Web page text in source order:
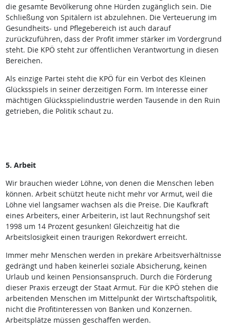
die gesamte Bevölkerung ohne Hürden zugänglich sein. Die
Schließung von Spitälern ist abzulehnen. Die Verteuerung im
Gesundheits- und Pflegebereich ist auch darauf
zurückzuführen, dass der Profit immer stärker im Vordergrund
steht. Die KPÖ steht zur öffentlichen Verantwortung in diesen
Bereichen.
Als einzige Partei steht die KPÖ für ein Verbot des Kleinen
Glücksspiels in seiner derzeitigen Form. Im Interesse einer
mächtigen Glücksspielindustrie werden Tausende in den Ruin
getrieben, die Politik schaut zu.
5. Arbeit
Wir brauchen wieder Löhne, von denen die Menschen leben
können. Arbeit schützt heute nicht mehr vor Armut, weil die
Löhne viel langsamer wachsen als die Preise. Die Kaufkraft
eines Arbeiters, einer Arbeiterin, ist laut Rechnungshof seit
1998 um 14 Prozent gesunken! Gleichzeitig hat die
Arbeitslosigkeit einen traurigen Rekordwert erreicht.
Immer mehr Menschen werden in prekäre Arbeitsverhältnisse
gedrängt und haben keinerlei soziale Absicherung, keinen
Urlaub und keinen Pensionsanspruch. Durch die Förderung
dieser Praxis erzeugt der Staat Armut. Für die KPÖ stehen die
arbeitenden Menschen im Mittelpunkt der Wirtschaftspolitik,
nicht die Profitinteressen von Banken und Konzernen.
Arbeitsplätze müssen geschaffen werden.